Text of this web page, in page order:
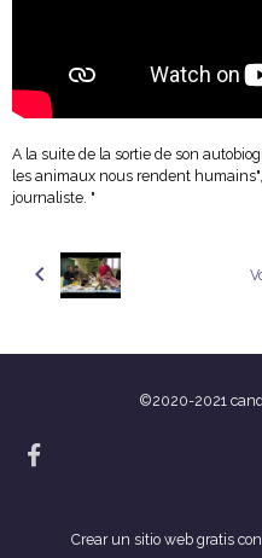
A la suite de la sortie de son
les animaux nous rendent
journaliste. "
©2020-2021
Crear un sitio web gratis